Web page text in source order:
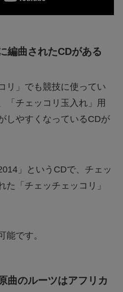
編曲されたCDがある
リ」でも競技に使ってい
「チェッコリ玉入れ」用
しやすくなっているCDが
」というCDで、チェッ
た「チェッチェッコリ」
能です。
曲のルーツはアフリカ